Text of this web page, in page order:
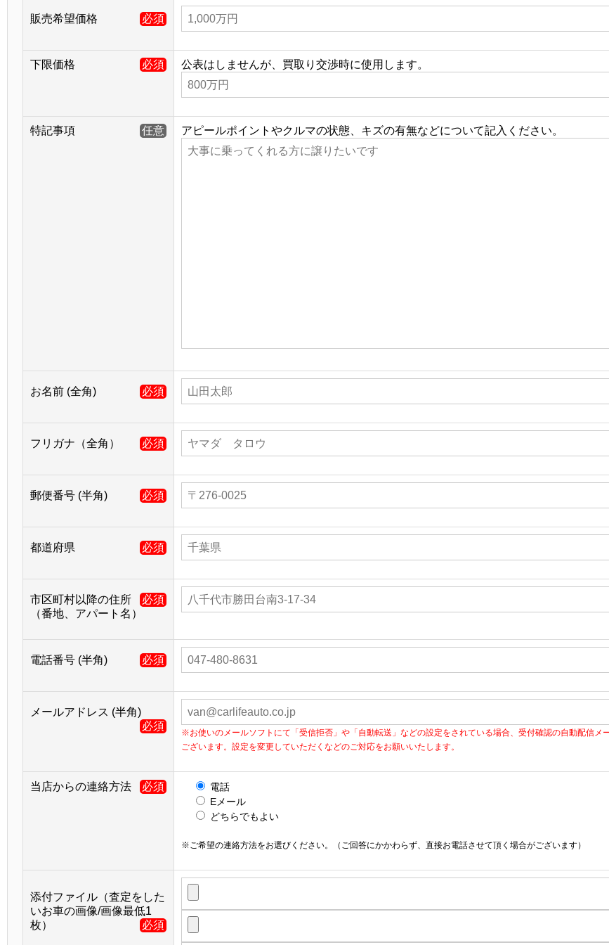
販売希望価格 必須
下限価格 必須 公表はしませんが、買取り交渉時に使用します。
特記事項 任意 アピールポイントやクルマの状態、キズの有無などについて記入ください。
お名前 (全角) 必須
フリガナ（全角） 必須
郵便番号 (半角) 必須
都道府県 必須
市区町村以降の住所
必須
（番地、アパート名）
電話番号 (半角) 必須
メールアドレス (半角)
必須
※お使いのメールソフトにて「受信拒否」や「自動転送」などの設定をされている場合、受付確認の自動配信メ
ございます。設定を変更していただくなどのご対応をお願いいたします。
当店からの連絡方法 必須
電話
Eメール
どちらでもよい
※ご希望の連絡方法をお選びください。（ご回答にかかわらず、直接お電話させて頂く場合がございます）
添付ファイル（査定をした
いお車の画像/画像最低1
枚）
必須